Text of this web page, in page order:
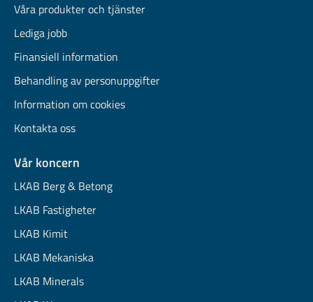
Våra produkter och tjänster
Lediga jobb
Finansiell information
Behandling av personuppgifter
Information om cookies
Kontakta oss
Vår koncern
LKAB Berg & Betong
LKAB Fastigheter
LKAB Kimit
LKAB Mekaniska
LKAB Minerals